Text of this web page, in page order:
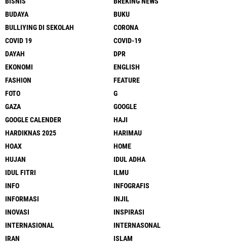
BUDAYA
BUKU
BULLIYING DI SEKOLAH
CORONA
COVID 19
COVID-19
DAYAH
DPR
EKONOMI
ENGLISH
FASHION
FEATURE
FOTO
G
GAZA
GOOGLE
GOOGLE CALENDER
HAJI
HARDIKNAS 2025
HARIMAU
HOAX
HOME
HUJAN
IDUL ADHA
IDUL FITRI
ILMU
INFO
INFOGRAFIS
INFORMASI
INJIL
INOVASI
INSPIRASI
INTERNASIONAL
INTERNASONAL
IRAN
ISLAM